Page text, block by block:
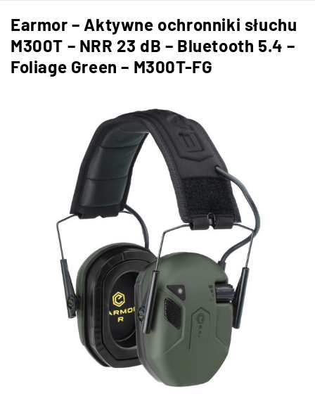
Earmor – Aktywne ochronniki słuchu
M300T – NRR 23 dB – Bluetooth 5.4 –
Foliage Green – M300T-FG